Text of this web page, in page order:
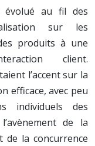
évolué au fil des
sur les
produits à une
client.
l’accent sur la
efficace, avec peu
individuels des
de la
de la concurrence